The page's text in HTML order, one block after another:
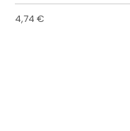
4,74 €